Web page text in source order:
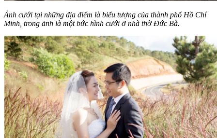
Ảnh cưới tại những địa điểm là biểu tượng của thành phố Hồ Chí
Minh, trong ảnh là một bức hình cưới ở nhà thờ Đức Bà.